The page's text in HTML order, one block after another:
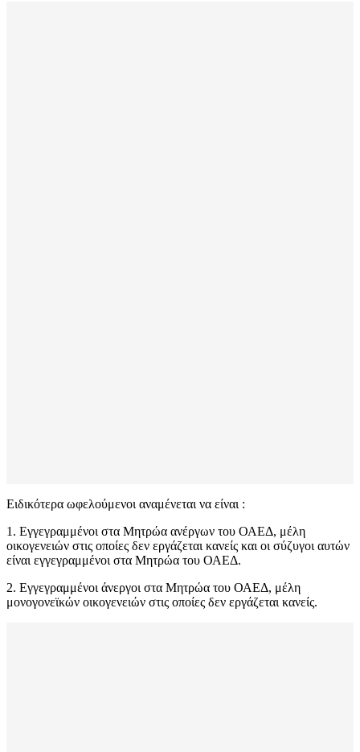
Ειδικότερα ωφελούμενοι αναμένεται να είναι :
1. Εγγεγραμμένοι στα Μητρώα ανέργων του ΟΑΕΔ, μέλη
οικογενειών στις οποίες δεν εργάζεται κανείς και οι σύζυγοι αυτών
είναι εγγεγραμμένοι στα Μητρώα του ΟΑΕΔ.
2. Εγγεγραμμένοι άνεργοι στα Μητρώα του ΟΑΕΔ, μέλη
μονογονεϊκών οικογενειών στις οποίες δεν εργάζεται κανείς.